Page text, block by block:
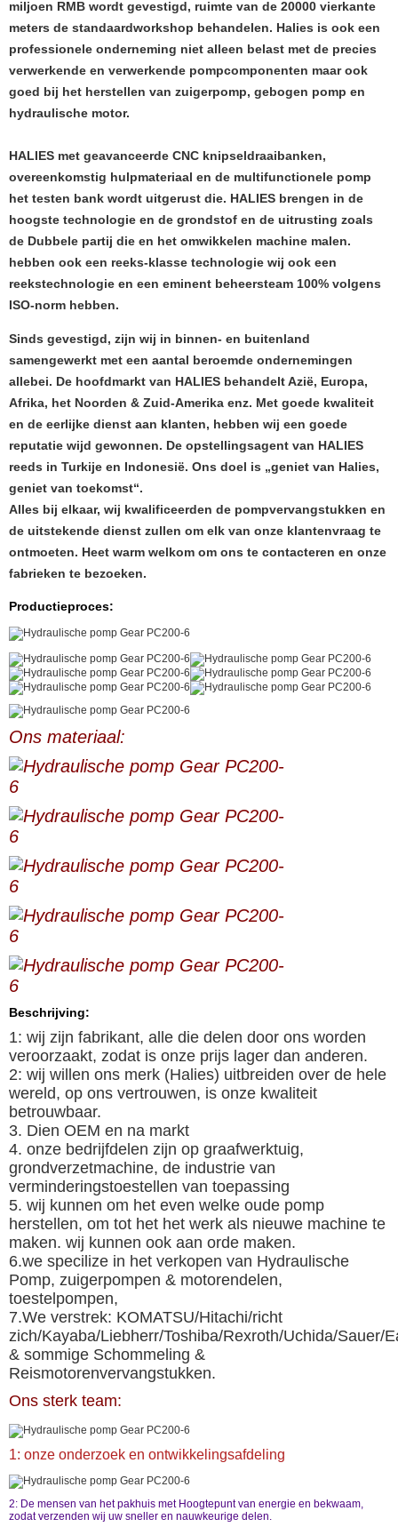
miljoen RMB wordt gevestigd, ruimte van de 20000 vierkante
meters de standaardworkshop behandelen. Halies is ook een
professionele onderneming niet alleen belast met de precies
verwerkende en verwerkende pompcomponenten maar ook
goed bij het herstellen van zuigerpomp, gebogen pomp en
hydraulische motor.
HALIES met geavanceerde CNC knipseldraaibanken,
overeenkomstig hulpmateriaal en de multifunctionele pomp
het testen bank wordt uitgerust die. HALIES brengen in de
hoogste technologie en de grondstof en de uitrusting zoals
de Dubbele partij die en het omwikkelen machine malen.
hebben ook een reeks-klasse technologie wij ook een
reekstechnologie en een eminent beheersteam 100% volgens
ISO-norm hebben.
Sinds gevestigd, zijn wij in binnen- en buitenland
samengewerkt met een aantal beroemde ondernemingen
allebei. De hoofdmarkt van HALIES behandelt Azië, Europa,
Afrika, het Noorden & Zuid-Amerika enz. Met goede kwaliteit
en de eerlijke dienst aan klanten, hebben wij een goede
reputatie wijd gewonnen. De opstellingsagent van HALIES
reeds in Turkije en Indonesië. Ons doel is „geniet van Halies,
geniet van toekomst“.
Alles bij elkaar, wij kwalificeerden de pompvervangstukken en
de uitstekende dienst zullen om elk van onze klantenvraag te
ontmoeten. Heet warm welkom om ons te contacteren en onze
fabrieken te bezoeken.
Productieproces:
Ons materiaal:
Beschrijving:
1: wij zijn fabrikant, alle die delen door ons worden
veroorzaakt, zodat is onze prijs lager dan anderen.
2: wij willen ons merk (Halies) uitbreiden over de hele
wereld, op ons vertrouwen, is onze kwaliteit
betrouwbaar.
3. Dien OEM en na markt
4. onze bedrijfdelen zijn op graafwerktuig,
grondverzetmachine, de industrie van
verminderingstoestellen van toepassing
5. wij kunnen om het even welke oude pomp
herstellen, om tot het het werk als nieuwe machine te
maken. wij kunnen ook aan orde maken.
6.we specilize in het verkopen van Hydraulische
Pomp, zuigerpompen & motorendelen,
toestelpompen,
7.We verstrek: KOMATSU/Hitachi/richt
zich/Kayaba/Liebherr/Toshiba/Rexroth/Uchida/Sauer/
& sommige Schommeling &
Reismotorenvervangstukken.
Ons sterk team:
1: onze onderzoek en ontwikkelingsafdeling
2: De mensen van het pakhuis met Hoogtepunt van energie en bekwaam,
zodat verzenden wij uw sneller en nauwkeurige delen.